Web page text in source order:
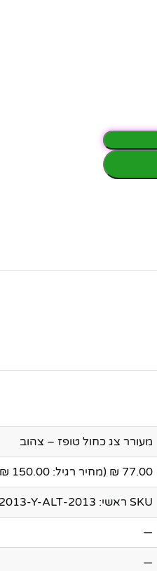
מעורר צג כחול טופז – צהוב
77.00 ₪ (מחיר רגיל: 150.00 ₪)
SKU ראשי: 2013-Y | Secondary SKU: 2013-Y-ALT
—
—